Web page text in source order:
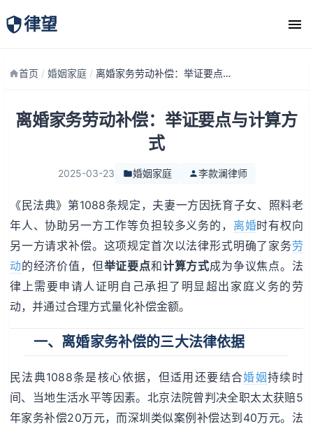
律望
律师团队
首页 / 婚姻家庭 / 离婚家务劳动补偿：举证要点与计算方式
离婚家务劳动补偿：举证要点与计算方
式
2025-03-23 婚姻家庭 李款澜律师
《民法典》第1088条规定，夫妻一方因抚育子女、照料老
年人、协助另一方工作等负担较多义务的， 离婚时有权向
另一方请求补偿。这项规定首次以法律形式明确了家务劳
动的经济价值，但举证要点和计算方式成为争议焦点。法
律上需要申请人证明自己承担了明显超出家庭义务的劳
动，并通过合理方式量化补偿金额。
一、离婚家务补偿的三大法律依据
民法典1088条是核心依据，但适用还要结合婚姻持续时
间、当地生活水平等因素。北京法院曾判决全职太太获赔5
年家务补偿20万元，而深圳类似案例补偿达到40万元。法